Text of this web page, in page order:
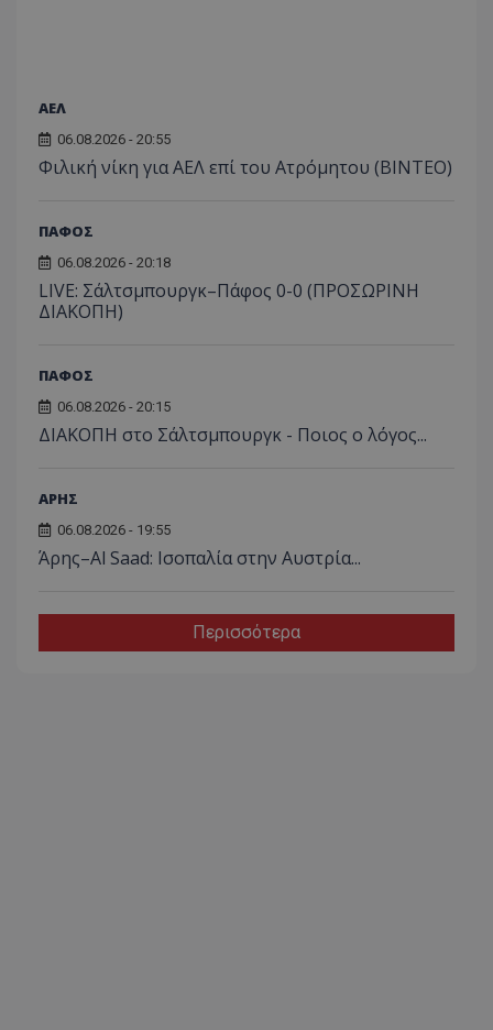
ΑΕΛ
06.08.2026 - 20:55
Φιλική νίκη για ΑΕΛ επί του Ατρόμητου (BINTEO)
ΠΑΦΟΣ
06.08.2026 - 20:18
LIVE: Σάλτσμπουργκ–Πάφος 0-0 (ΠΡΟΣΩΡΙΝΗ
ΔΙΑΚΟΠΗ)
ΠΑΦΟΣ
06.08.2026 - 20:15
ΔΙΑΚΟΠΗ στο Σάλτσμπουργκ - Ποιος ο λόγος...
ΑΡΗΣ
06.08.2026 - 19:55
Άρης–Al Saad: Ισοπαλία στην Αυστρία...
Περισσότερα